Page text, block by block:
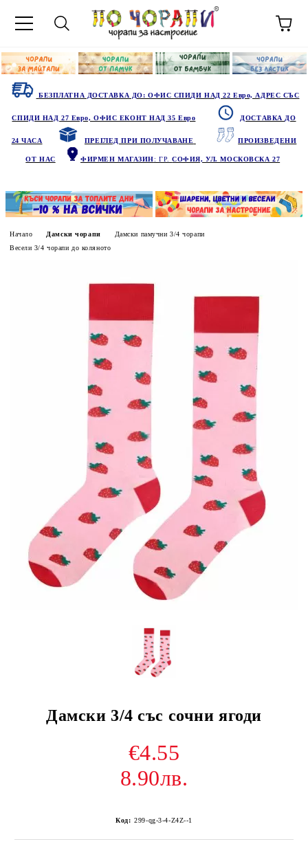
БЕЗПЛАТНА ДОСТАВКА ДО: ОФИС СПИДИ НАД 22 Евро, АДРЕС СЪС
СПИДИ НАД 27 Евро, ОФИС ЕКОНТ НАД 35 Евро ДОСТАВКА ДО
24 ЧАСА ПРЕГЛЕД ПРИ ПОЛУЧАВАНЕ ПРОИЗВЕДЕНИ
ОТ НАС ФИРМЕН МАГАЗИН: ГР.СОФИЯ, УЛ. МОСКОВСКА 27
Начало Дамски чорапи
Дамски памучни 3/4 чорапи
Весели 3/4 чорапи до коляното
Дамски 3/4 със сочни ягоди
€4.55
8.90лв.
Код: 299-qg-3-4-Z4Z--1